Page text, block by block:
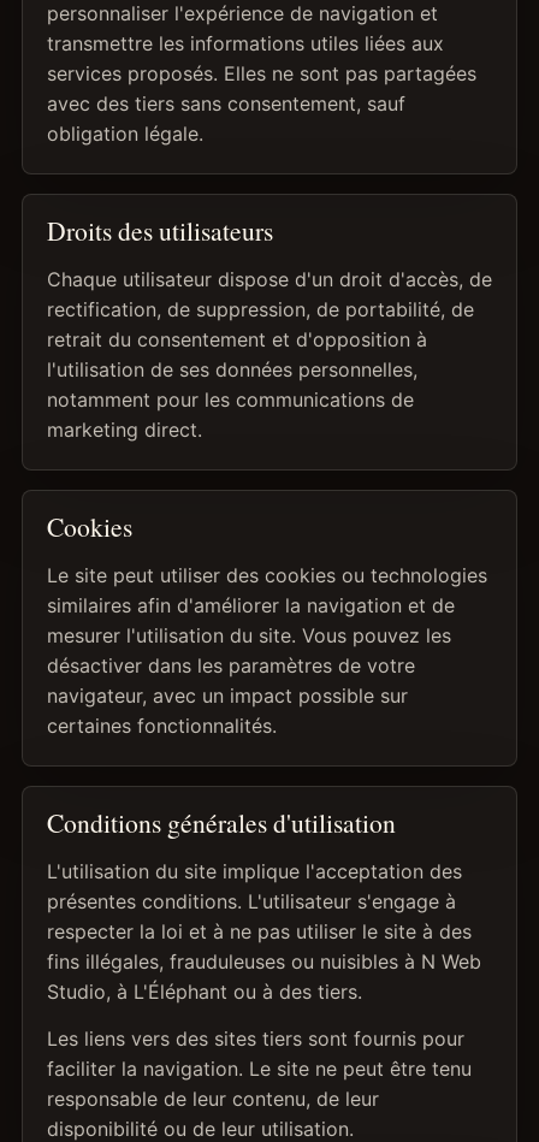
personnaliser l'expérience de navigation et
transmettre les informations utiles liées aux
services proposés. Elles ne sont pas partagées
avec des tiers sans consentement, sauf
obligation légale.
Droits des utilisateurs
Chaque utilisateur dispose d'un droit d'accès, de
rectification, de suppression, de portabilité, de
retrait du consentement et d'opposition à
l'utilisation de ses données personnelles,
notamment pour les communications de
marketing direct.
Cookies
Le site peut utiliser des cookies ou technologies
similaires afin d'améliorer la navigation et de
mesurer l'utilisation du site. Vous pouvez les
désactiver dans les paramètres de votre
navigateur, avec un impact possible sur
certaines fonctionnalités.
Conditions générales d'utilisation
L'utilisation du site implique l'acceptation des
présentes conditions. L'utilisateur s'engage à
respecter la loi et à ne pas utiliser le site à des
fins illégales, frauduleuses ou nuisibles à N Web
Studio, à L'Éléphant ou à des tiers.
Les liens vers des sites tiers sont fournis pour
faciliter la navigation. Le site ne peut être tenu
responsable de leur contenu, de leur
disponibilité ou de leur utilisation.